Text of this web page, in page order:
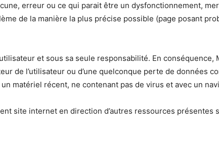
erreur ou ce qui parait être un dysfonctionnement,
de la manière la plus précise possible (page posant
et sous sa seule responsabilité. En
de l’utilisateur ou d’une quelconque perte de données
matériel récent, ne contenant pas de virus et avec un
site internet en direction d’autres ressources présentes